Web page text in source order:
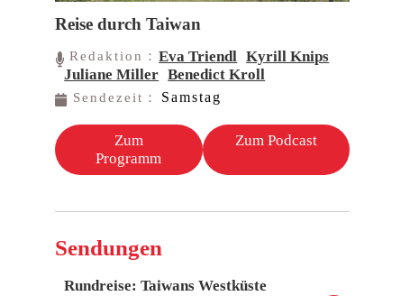
Reise durch Taiwan
Redaktion：Eva Triendl Kyrill Knips
Juliane Miller Benedict Kroll
Sendezeit： Samstag
Zum
Programm
Zum Podcast
Sendungen
Rundreise: Taiwans Westküste